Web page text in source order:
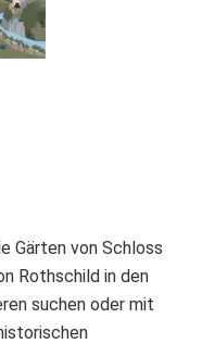
Gärten von Schloss
Rothschild in den
suchen oder mit